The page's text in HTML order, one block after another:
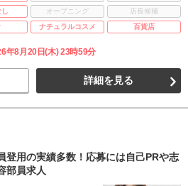
し オープニング
店長候補
ナチュラルコスメ 百貨店
年8月20日(木) 23時59分
詳細を見る
登用の実績多数！応募には自己PRや志
部員求人